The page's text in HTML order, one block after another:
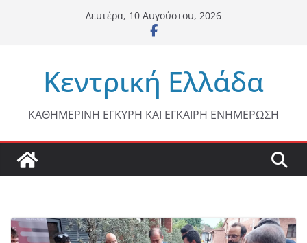
Δευτέρα, 10 Αυγούστου, 2026
Κεντρική Ελλάδα
ΚΑΘΗΜΕΡΙΝΗ ΕΓΚΥΡΗ ΚΑΙ ΕΓΚΑΙΡΗ ΕΝΗΜΕΡΩΣΗ